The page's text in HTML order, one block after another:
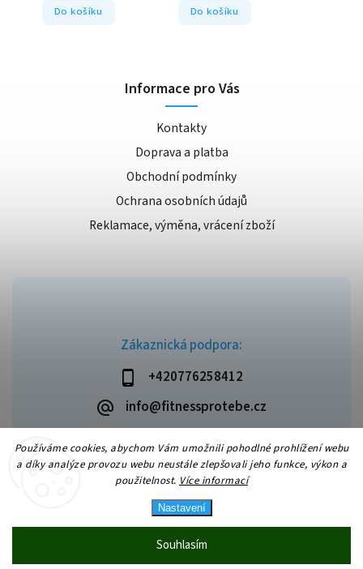
Používáme cookies, abychom Vám umožnili pohodlné prohlížení webu
a díky analýze provozu webu neustále zlepšovali jeho funkce, výkon a
použitelnost. Více informací
Nastavení
Souhlasím
Do košíku Do košíku
Zákaznická podpora:
+420776258412
info@fitnessprotebe.cz
Informace pro Vás
Kontakty
Doprava a platba
Obchodní podmínky
Ochrana osobních údajů
Reklamace, výměna, vrácení zboží
Copyright 2026Fitnessprotebe.cz. Všechna práva vyhrazena.
VytvořilShoptet| Design